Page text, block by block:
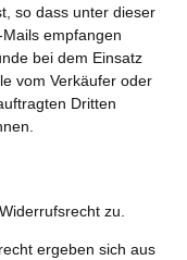
so dass unter dieser
empfangen
bei dem Einsatz
vom Verkäufer oder
Dritten
zu.
ergeben sich aus